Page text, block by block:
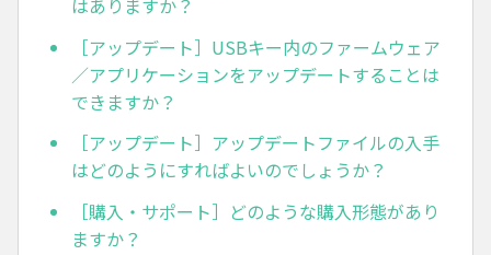
はありますか？
［アップデート］USBキー内のファームウェア
／アプリケーションをアップデートすることは
できますか？
［アップデート］アップデートファイルの入手
はどのようにすればよいのでしょうか？
［購入・サポート］どのような購入形態があり
ますか？